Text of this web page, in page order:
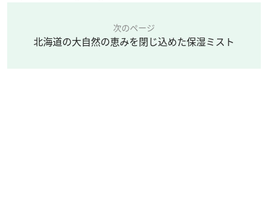
次のページ
北海道の大自然の恵みを閉じ込めた保湿ミスト